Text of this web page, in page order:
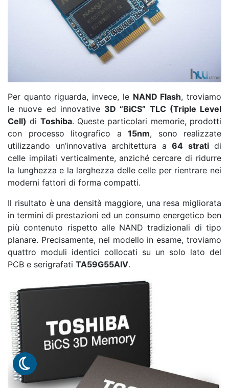
Per quanto riguarda, invece, le NAND Flash, troviamo
le nuove ed innovative 3D “BiCS” TLC (Triple Level
Cell) di Toshiba. Queste particolari memorie, prodotti
con processo litografico a 15nm, sono realizzate
utilizzando un’innovativa architettura a 64 stratidi
celle impilati verticalmente, anziché cercare di ridurre
la lunghezza e la larghezza delle celle per rientrare nei
moderni fattori di forma compatti.
Il risultato è una densità maggiore, una resa migliorata
in termini di prestazioni ed un consumo energetico ben
più contenuto rispetto alle NAND tradizionali di tipo
planare. Precisamente, nel modello in esame, troviamo
quattro moduli identici collocati su un solo lato del
PCB e serigrafati TA59G55AIV.